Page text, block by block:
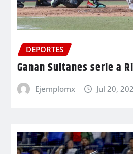
DEPORTES
Ganan Sultanes serie a
Ejemplomx Jul 20,